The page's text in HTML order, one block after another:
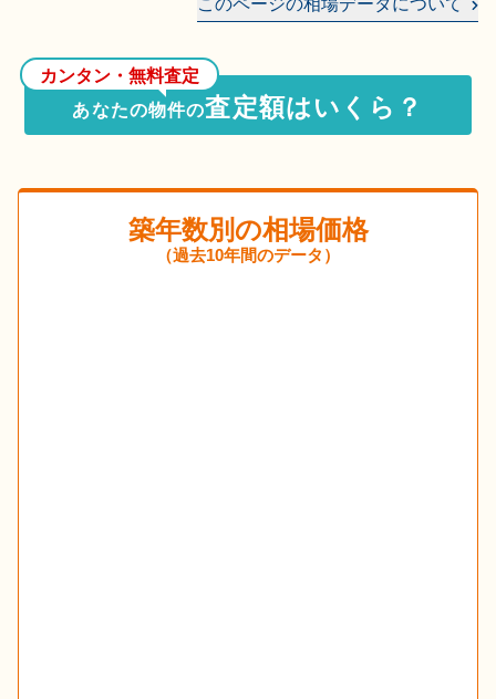
このページの相場データについて
カンタン・無料査定
あなたの物件の査定額はいくら？
築年数別の相場価格
（過去10年間のデータ）